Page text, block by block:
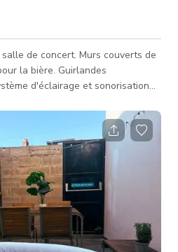
de concert. Murs couverts de
la bière. Guirlandes
d'éclairage et sonorisation